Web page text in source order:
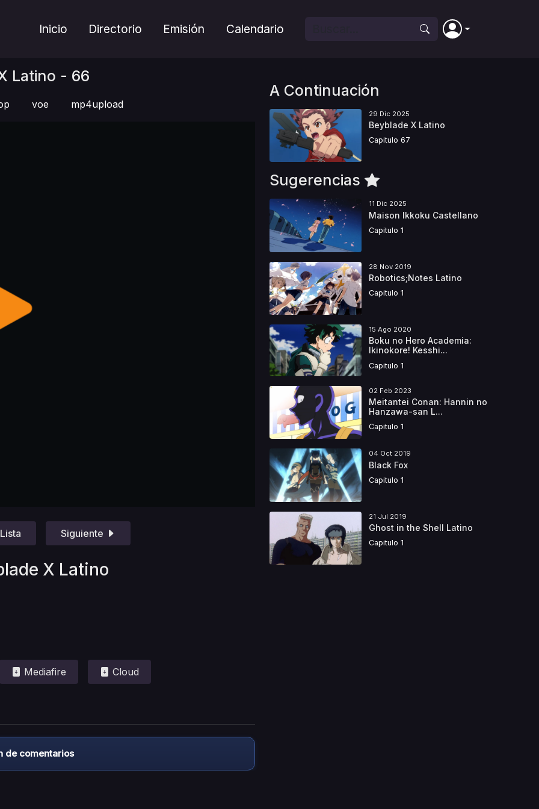
Inicio Directorio Emisión Calendario
Latino - 66
voe mp4upload
Lista Siguiente
X Latino
Mediafire Cloud
de comentarios
A Continuación
29 Dic 2025
Beyblade X Latino
Capitulo 67
Sugerencias
11 Dic 2025
Maison Ikkoku Castellano
Capitulo 1
28 Nov 2019
Robotics;Notes Latino
Capitulo 1
15 Ago 2020
Boku no Hero Academia:
Ikinokore! Kesshi...
Capitulo 1
02 Feb 2023
Meitantei Conan: Hannin no
Hanzawa-san L...
Capitulo 1
04 Oct 2019
Black Fox
Capitulo 1
21 Jul 2019
Ghost in the Shell Latino
Capitulo 1